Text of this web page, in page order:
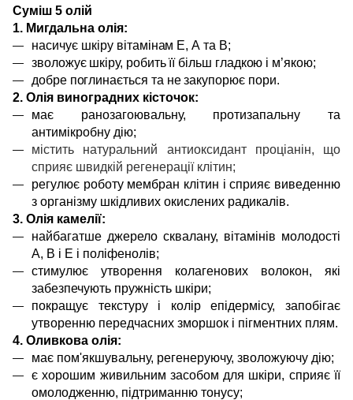
Суміш 5 олій
1. Мигдальна олія:
насичує шкіру вітамінам Е, А та В;
зволожує шкіру, робить її більш гладкою і м’якою;
добре поглинається та не закупорюєпори.
2. Олія виноградних кісточок:
має ранозагоювальну, протизапальну та
антимікробну дію;
містить натуральний антиоксидант проціанін, що
сприяє швидкій регенерації клітин;
регулює роботу мембран клітин і сприяє виведенню
з організму шкідливих окислених радикалів.
3. Олія камелії:
найбагатше джерело сквалану, вітамінів молодості
А, В і Е і поліфенолів;
стимулює утворення колагенових волокон, які
забезпечують пружність шкіри;
покращує текстуру і колір епідермісу, запобігає
утворенню передчасних зморшок і пігментних плям.
4. Оливкова олія:
має пом'якшувальну, регенеруючу, зволожуючу дію;
є хорошим живильним засобом для шкіри, сприяє її
омолодженню, підтриманню тонусу;